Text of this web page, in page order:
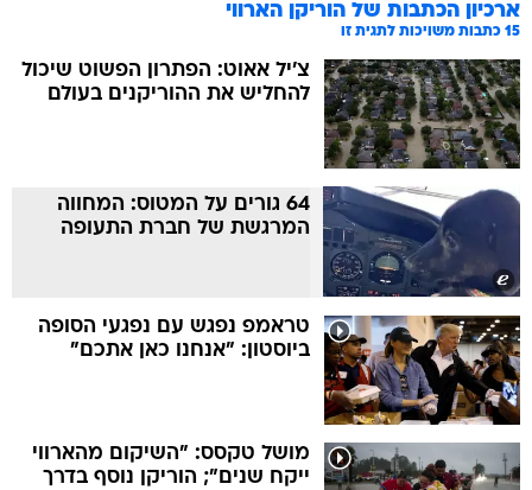
ארכיון הכתבות של הוריקן הארווי
15 כתבות משויכות לתגית זו
צ'יל אאוט: הפתרון הפשוט שיכול
להחליש את ההוריקנים בעולם
64 גורים על המטוס: המחווה
המרגשת של חברת התעופה
טראמפ נפגש עם נפגעי הסופה
ביוסטון: "אנחנו כאן אתכם"
מושל טקסס: "השיקום מהארווי
ייקח שנים"; הוריקן נוסף בדרך